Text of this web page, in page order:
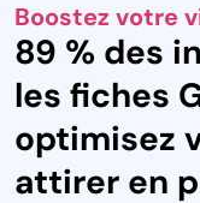
Boostez votre
89 % des
les fiches
optimisez
attirer en